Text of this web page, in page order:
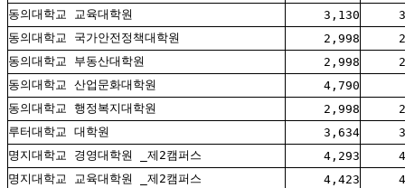
동의대학교 교육대학원
3,130
동의대학교 국가안전정책대학원
2,998
동의대학교 부동산대학원
2,998
동의대학교 산업문화대학원
4,790
동의대학교 행정복지대학원
2,998
루터대학교 대학원
3,634
명지대학교 경영대학원 _제2캠퍼스
4,293
명지대학교 교육대학원 _제2캠퍼스
4,423